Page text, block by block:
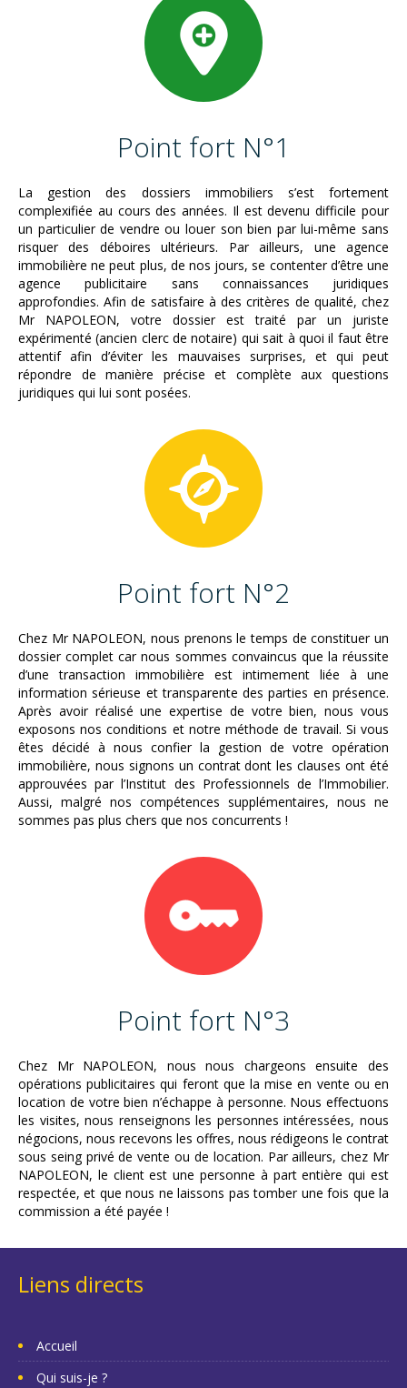
Point fort N°1
La gestion des dossiers immobiliers s’est fortement
complexifiée au cours des années. Il est devenu difficile pour
un particulier de vendre ou louer son bien par lui-même sans
risquer des déboires ultérieurs. Par ailleurs, une agence
immobilière ne peut plus, de nos jours, se contenter d’être une
agence publicitaire sans connaissances juridiques
approfondies. Afin de satisfaire à des critères de qualité, chez
Mr NAPOLEON, votre dossier est traité par un juriste
expérimenté (ancien clerc de notaire) qui sait à quoi il faut être
attentif afin d’éviter les mauvaises surprises, et qui peut
répondre de manière précise et complète aux questions
juridiques qui lui sont posées.
Point fort N°2
Chez Mr NAPOLEON, nous prenons le temps de constituer un
dossier complet car nous sommes convaincus que la réussite
d’une transaction immobilière est intimement liée à une
information sérieuse et transparente des parties en présence.
Après avoir réalisé une expertise de votre bien, nous vous
exposons nos conditions et notre méthode de travail. Si vous
êtes décidé à nous confier la gestion de votre opération
immobilière, nous signons un contrat dont les clauses ont été
approuvées par l’Institut des Professionnels de l’Immobilier.
Aussi, malgré nos compétences supplémentaires, nous ne
sommes pas plus chers que nos concurrents !
Point fort N°3
Chez Mr NAPOLEON, nous nous chargeons ensuite des
opérations publicitaires qui feront que la mise en vente ou en
location de votre bien n’échappe à personne. Nous effectuons
les visites, nous renseignons les personnes intéressées, nous
négocions, nous recevons les offres, nous rédigeons le contrat
sous seing privé de vente ou de location. Par ailleurs, chez Mr
NAPOLEON, le client est une personne à part entière qui est
respectée, et que nous ne laissons pas tomber une fois que la
commission a été payée !
Liens directs
Accueil
Qui suis-je ?